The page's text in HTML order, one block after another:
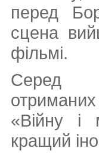
перед
сцена
фільмі.
Серед
«Війну
кращий